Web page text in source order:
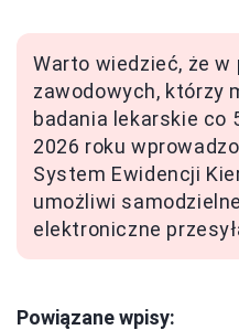
Warto wiedzieć, że
zawodowych, którzy
badania lekarskie co
2026 roku
System Ewidencji
umożliwi
elektroniczne
Powiązane wpisy: